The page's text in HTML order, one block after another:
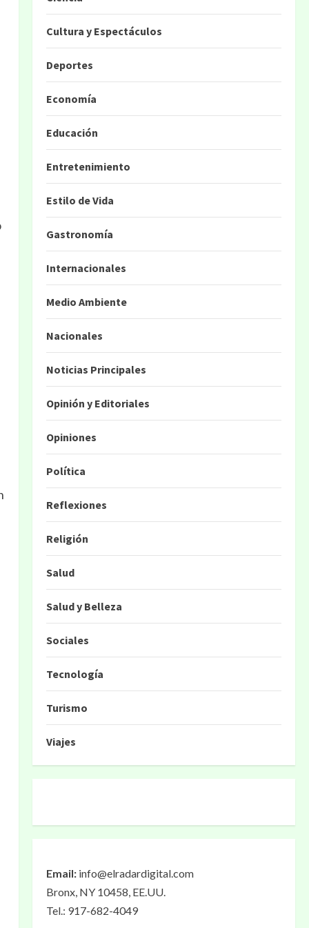
Cultura y Espectáculos
Deportes
Economía
Educación
Entretenimiento
Estilo de Vida
Gastronomía
Internacionales
Medio Ambiente
Nacionales
Noticias Principales
Opinión y Editoriales
Opiniones
Política
Reflexiones
Religión
Salud
Salud y Belleza
Sociales
Tecnología
Turismo
Viajes
Email: info@elradardigital.com
Bronx, NY 10458, EE.UU.
Tel.: 917-682-4049